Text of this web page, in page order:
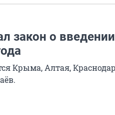
закон о
Крыма, Алтая,